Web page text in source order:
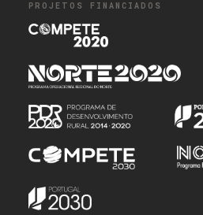
PROJETOS FINANCIADOS